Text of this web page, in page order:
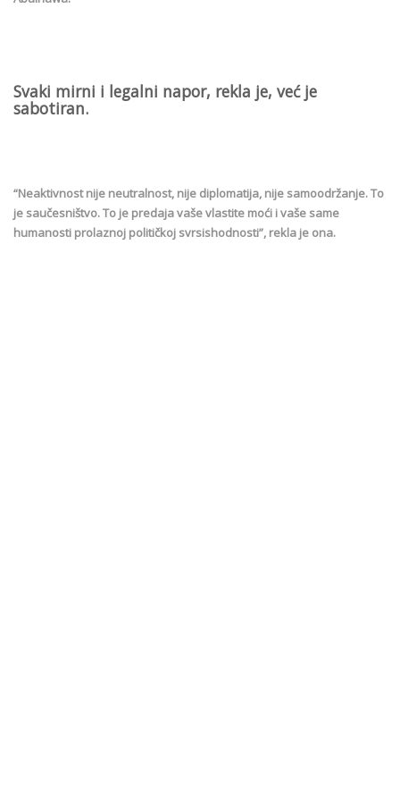
Svaki mirni i legalni napor, rekla je, već je
sabotiran.
“Neaktivnost nije neutralnost, nije diplomatija, nije samoodržanje. To
je saučesništvo. To je predaja vaše vlastite moći i vaše same
humanosti prolaznoj političkoj svrsishodnosti”, rekla je ona.